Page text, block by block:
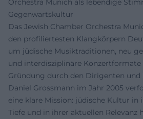
Orchestra Munich als lebendige
Gegenwartskultur
Das Jewish Chamber Orchestra
den profiliertesten Klangkörpern
um jüdische Musiktraditionen, neu
und interdisziplinäre Konzertformate
Gründung durch den Dirigenten und
Daniel Grossmann im Jahr 2005
eine klare Mission: jüdische Kultur in
Tiefe und in ihrer aktuellen Relevanz